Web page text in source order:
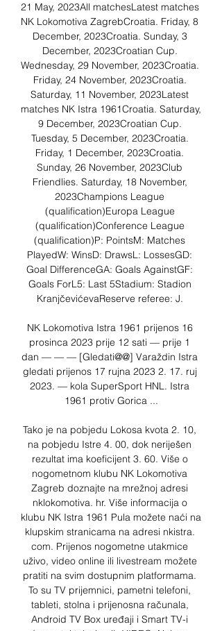
21 May, 2023All matchesLatest matches
NK Lokomotiva ZagrebCroatia. Friday, 8
December, 2023Croatia. Sunday, 3
December, 2023Croatian Cup.
Wednesday, 29 November, 2023Croatia.
Friday, 24 November, 2023Croatia.
Saturday, 11 November, 2023Latest
matches NK Istra 1961Croatia. Saturday,
9 December, 2023Croatian Cup.
Tuesday, 5 December, 2023Croatia.
Friday, 1 December, 2023Croatia.
Sunday, 26 November, 2023Club
Friendlies. Saturday, 18 November,
2023Champions League
(qualification)Europa League
(qualification)Conference League
(qualification)P: PointsM: Matches
PlayedW: WinsD: DrawsL: LossesGD:
Goal DifferenceGA: Goals AgainstGF:
Goals ForL5: Last 5Stadium: Stadion
KranjčevićevaReserve referee: J.
NK Lokomotiva Istra 1961 prijenos 16
prosinca 2023 prije 12 sati — prije 1
dan — — — [Gledati@@] Varaždin Istra
gledati prijenos 17 rujna 2023 2. 17. ruj
2023. — kola SuperSport HNL. Istra
1961 protiv Gorica ...
Tako je na pobjedu Lokosa kvota 2. 10,
na pobjedu Istre 4. 00, dok neriješen
rezultat ima koeficijent 3. 60. Više o
nogometnom klubu NK Lokomotiva
Zagreb doznajte na mrežnoj adresi
nklokomotiva. hr. Više informacija o
klubu NK Istra 1961 Pula možete naći na
klupskim stranicama na adresi nkistra.
com. Prijenos nogometne utakmice
uživo, video online ili livestream možete
pratiti na svim dostupnim platformama.
To su TV prijemnici, pametni telefoni,
tableti, stolna i prijenosna računala,
Android TV Box uređaji i Smart TV-i